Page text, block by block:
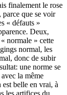
finalement le rose
parce que se voir
« défauts »
Deux,
normale » cette
normal, les
donc de subir
une norme se
la même
est belle en vrai, à
les artifices du